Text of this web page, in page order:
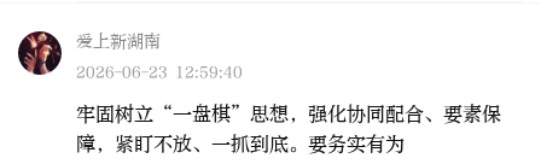
爱上新湖南
2026-06-23 12:59:40
牢固树立“一盘棋”思想，强化协同配合、要素保
障，紧盯不放、一抓到底。要务实有为